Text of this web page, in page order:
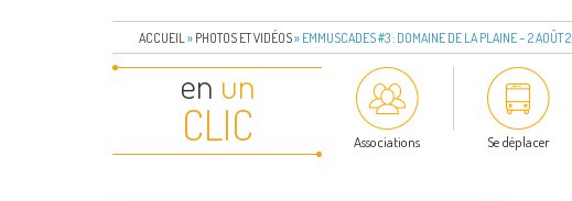
ACCUEIL » PHOTOS ET VIDÉOS» EMMUSCADES #3 : DOMAINE DE LA PLAINE – 2 AOÛT
en un
CLIC Associations Se déplacer